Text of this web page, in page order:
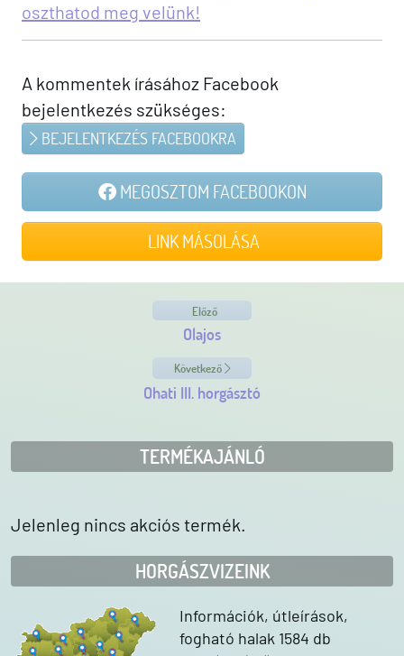
oszthatod meg velünk!
A kommentek írásához Facebook
bejelentkezés szükséges:
BEJELENTKEZÉS FACEBOOKRA
MEGOSZTOM FACEBOOKON
LINK MÁSOLÁSA
Előző
Olajos
Következő
Ohati III. horgásztó
TERMÉKAJÁNLÓ
Jelenleg nincs akciós termék.
HORGÁSZVIZEINK
Információk, útleírások,
fogható halak 1584 db